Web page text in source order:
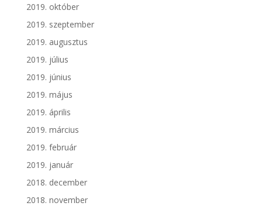
2019. október
2019. szeptember
2019. augusztus
2019. július
2019. június
2019. május
2019. április
2019. március
2019. február
2019. január
2018. december
2018. november